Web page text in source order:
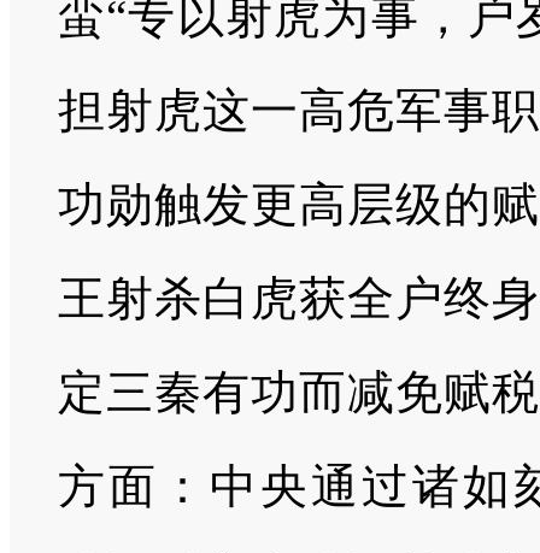
蛮“专以射虎为事，户
担射虎这一高危军事
功勋触发更高层级的
王射杀白虎获全户终
定三秦有功而减免赋
方面：中央通过诸如